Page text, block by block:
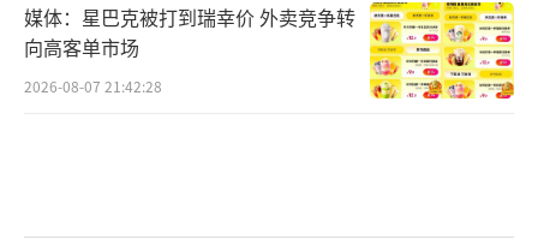
媒体：星巴克被打到瑞幸价 外卖竞争转
向高客单市场
2026-08-07 21:42:28